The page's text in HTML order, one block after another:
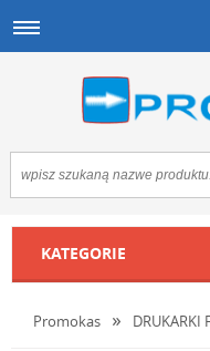
KATEGORIE
Promokas DRUKARKI